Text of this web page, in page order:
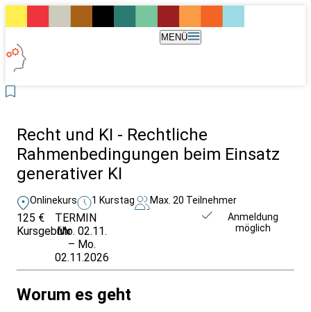
MENÜ
Recht und KI - Rechtliche
Rahmenbedingungen beim Einsatz
generativer KI
Onlinekurs 1 Kurstag Max. 20 Teilnehmer
125 €
Kursgebühr
TERMIN
Mo. 02.11.
– Mo.
02.11.2026
Anmeldung
möglich
Worum es geht